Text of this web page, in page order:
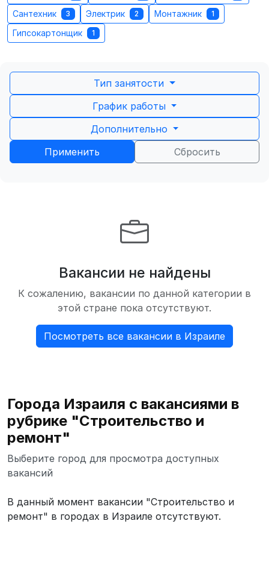
Сантехник 3 Электрик 2 Монтажник 1
Гипсокартонщик 1
Тип занятости
График работы
Дополнительно
Применить
Сбросить
Вакансии не найдены
К сожалению, вакансии по данной категории в
этой стране пока отсутствуют.
Посмотреть все вакансии в Израиле
Города Израиля с вакансиями в
рубрике "Строительство и
ремонт"
Выберите город для просмотра доступных
вакансий
В данный момент вакансии "Строительство и
ремонт" в городах в Израиле отсутствуют.